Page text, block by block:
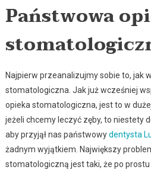
Państwowa
Najpierw przeanalizujmy sobie to, jak
stomatologiczna. Jak już wcześniej
opieka stomatologiczna, jest to w
jeżeli chcemy leczyć zęby, to niestety
aby przyjął nas państwowydentysta
żadnym wyjątkiem. Największy
stomatologiczną jest taki, że po